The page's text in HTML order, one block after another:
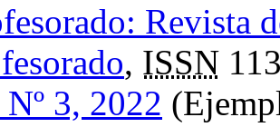
Revista
, ISSN
3, 2022